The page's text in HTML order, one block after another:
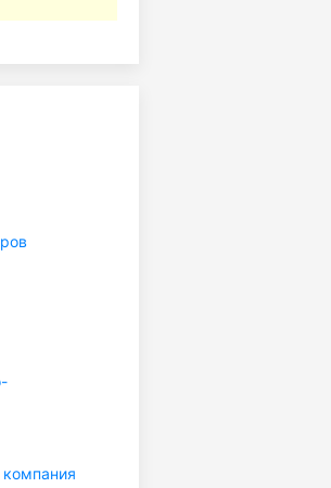
компания